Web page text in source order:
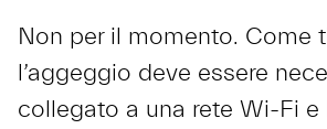
Non per il momento. Come
l’aggeggio deve essere
collegato a una rete Wi-Fi